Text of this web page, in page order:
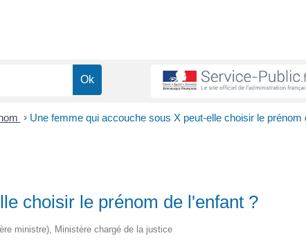
> Une femme qui accouche sous X peut-elle choisir le prénom
choisir le prénom de l'enfant ?
ministre), Ministère chargé de la justice